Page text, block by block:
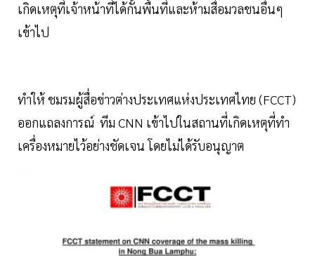
เกิดเหตุที่เจ้าหน้าที่ได้กั้นพื้นที่และห้ามสื่อมวลชนอื่นๆ
เข้าไป
ทำให้ ชมรมผู้สื่อข่าวต่างประเทศแห่งประเทศไทย (FCCT)
ออกแถลงการณ์ ทีม CNN เข้าไปในสถานที่เกิดเหตุที่ทำ
เครื่องหมายไว้อย่างชัดเจน โดยไม่ได้รับอนุญาต